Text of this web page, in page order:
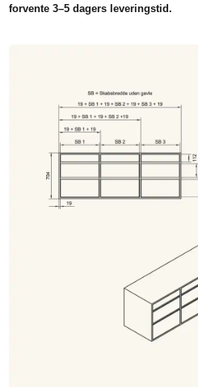
forvente 3–5 dagers leveringstid.